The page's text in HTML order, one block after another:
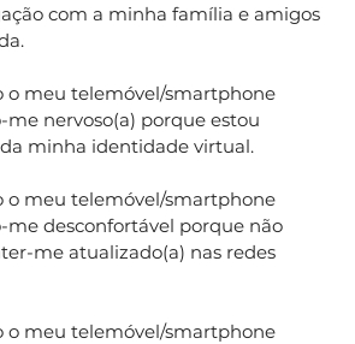
com a minha família e amigos
o meu telemóvel/smartphone
nervoso(a) porque estou
minha identidade virtual.
o meu telemóvel/smartphone
me desconfortável porque não
me atualizado(a) nas redes
o meu telemóvel/smartphone